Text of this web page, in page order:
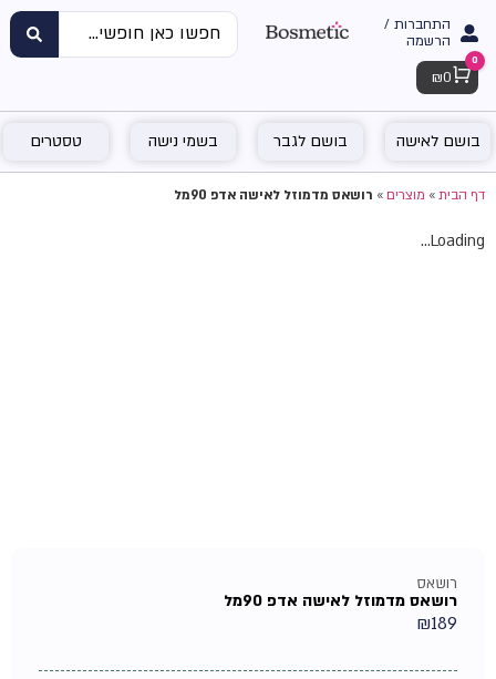
התחברות /
הרשמה
Cart
0
₪ 0
בושם לאישה בושם לגבר בשמי נישה טסטרים
דף הבית»מוצרים»רושאס מדמוזל לאישה אדפ 90מל
Loading...
רושאס
רושאס מדמוזל לאישה אדפ 90מל
₪189